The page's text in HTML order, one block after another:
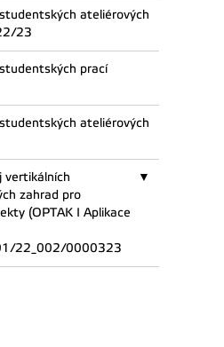
ateliérových
23
prací
ateliérových
vertikálních
zahrad pro
(OPTAK I Aplikace
22_002/0000323